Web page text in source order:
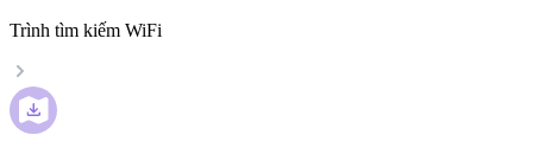
Trình tìm kiếm WiFi